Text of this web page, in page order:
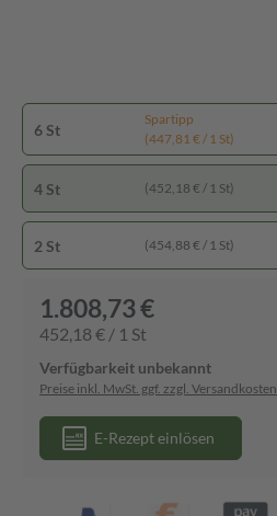
6 St
Spartipp
(447,81 € / 1 St)
4 St (452,18 € / 1 St)
2 St (454,88 € / 1 St)
1.808,73 €
452,18 € / 1 St
Verfügbarkeit unbekannt
Preise inkl. MwSt. ggf. zzgl. Versandkosten
E-Rezept einlösen